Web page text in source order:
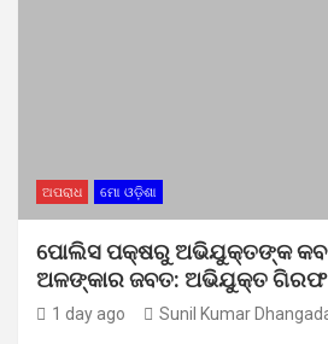
ଅପରାଧ ମୋ ଓଡ଼ିଶା
ପୋଲିସ ପକ୍ଷରୁ ଅଭିଯୁକ୍ତଙ୍କ
ଅଳଙ୍କାର ଜବତ: ଅଭିଯୁକ୍ତ ଗିରଫ
1 day ago Sunil Kumar